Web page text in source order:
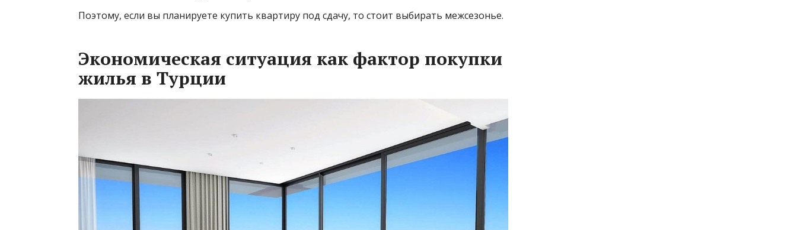
Поэтому, если вы планируете купить квартиру под сдачу, то стоит выбирать межсезонье.
Экономическая ситуация как фактор покупки
жилья в Турции